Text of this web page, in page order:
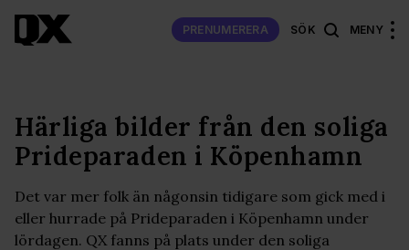
PRENUMERERA SÖK MENY
Härliga bilder från den soliga
Prideparaden i Köpenhamn
Det var mer folk än någonsin tidigare som gick med i
eller hurrade på Prideparaden i Köpenhamn under
lördagen. QX fanns på plats under den soliga